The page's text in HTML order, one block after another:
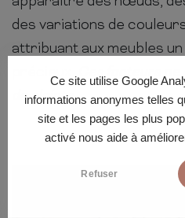
Ce site utilise Google
informations anonymes telles
site et les pages les plus
activé nous aide à
Refuser
des variations de
attribuant aux meubles
précieux. Ces facteurs
de plainte.